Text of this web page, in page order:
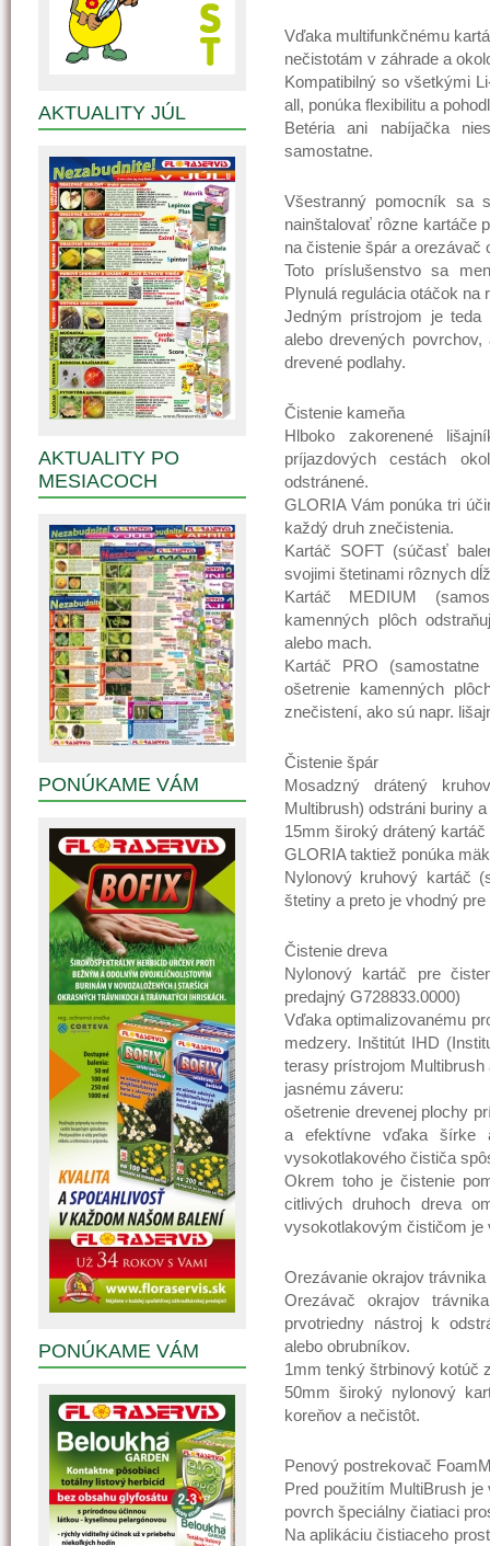
Vďaka multifunkčnému
nečistotám v záhrade a
Kompatibilný so všetkými
all, ponúka flexibilitu a
Betéria ani nabíjačka
samostatne.
Všestranný pomocník sa
nainštalovať rôzne kartáče
na čistenie špár a orezávač
Toto príslušenstvo sa
Plynulá regulácia otáčok
Jedným prístrojom je
alebo drevených
drevené podlahy.
Čistenie kameňa
Hlboko zakorenené
príjazdových cestách
odstránené.
GLORIA Vám ponúka tri
každý druh znečistenia.
Kartáč SOFT (súčasť
svojimi štetinami rôznych
Kartáč MEDIUM
kamenných plôch
alebo mach.
Kartáč PRO
ošetrenie kamenných
znečistení, ako sú napr.
Čistenie špár
Mosadzný drátený
Multibrush) odstráni buriny
15mm široký drátený
GLORIA taktiež ponúka
Nylonový kruhový kartáč
štetiny a preto je vhodný
Čistenie dreva
Nylonový kartáč pre
predajný G728833.0000)
Vďaka optimalizovanému
medzery. Inštitút IHD
terasy prístrojom
jasnému záveru:
ošetrenie drevenej plochy
a efektívne vďaka šírke
vysokotlakového čističa
Okrem toho je čistenie
citlivých druhoch dreva
vysokotlakovým čističom je
Orezávanie okrajov trávnika
Orezávač okrajov
prvotriedny nástroj k
alebo obrubníkov.
1mm tenký štrbinový kotúč
50mm široký nylonový
koreňov a nečistôt.
Penový postrekovač
Pred použitím MultiBrush
povrch špeciálny čiatiaci
Na aplikáciu čistiaceho
AKTUALITY JÚL
AKTUALITY PO
MESIACOCH
PONÚKAME VÁM
PONÚKAME VÁM